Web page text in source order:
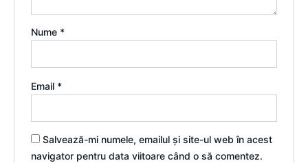
Nume *
Email *
Salvează-mi numele, emailul și site-ul web în acest
navigator pentru data viitoare când o să comentez.